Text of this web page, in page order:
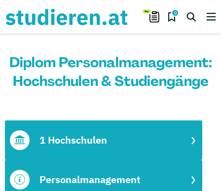
0
Diplom Personalmanagement:
Hochschulen & Studiengänge
Personalmanagement
1 Hochschulen